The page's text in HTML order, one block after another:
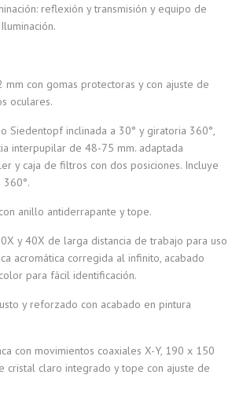
reflexión y transmisión y equipo de
mm con gomas protectoras y con ajuste de
oculares.
Siedentopf inclinada a 30° y giratoria 360°,
interpupilar de 48-75 mm. adaptada
y caja de filtros con dos posiciones. Incluye
anillo antiderrapante y tope.
y 40X de larga distancia de trabajo para uso
acromática corregida al infinito, acabado
para fácil identificación.
y reforzado con acabado en pintura
con movimientos coaxiales X-Y, 190 x 150
cristal claro integrado y tope con ajuste de